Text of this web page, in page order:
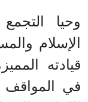
وحيا
الإسلام
قيادته
في المواقف